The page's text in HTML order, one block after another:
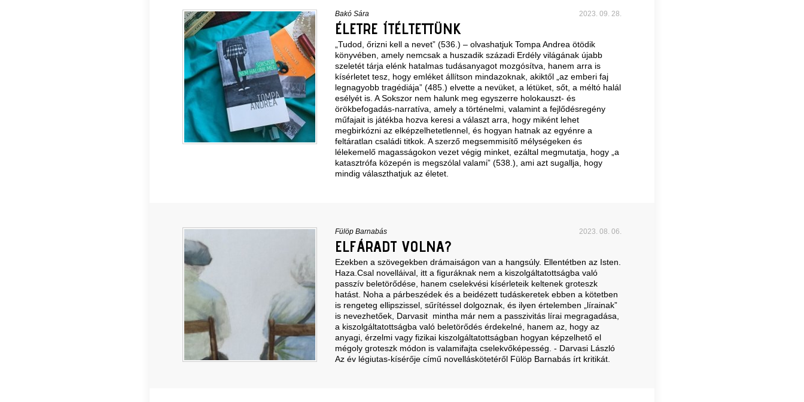
Bakó Sára 2023. 09. 28.
ÉLETRE ÍTÉLTETTÜNK
„Tudod, őrizni kell a nevet” (536.) – olvashatjuk Tompa Andrea ötödik
könyvében, amely nemcsak a huszadik századi Erdély világának újabb
szeletét tárja elénk hatalmas tudásanyagot mozgósítva, hanem arra is
kísérletet tesz, hogy emléket állítson mindazoknak, akiktől „az emberi faj
legnagyobb tragédiája” (485.) elvette a nevüket, a létüket, sőt, a méltó halál
esélyét is. A Sokszor nem halunk meg egyszerre holokauszt- és
örökbefogadás-narratíva, amely a történelmi, valamint a fejlődésregény
műfajait is játékba hozva keresi a választ arra, hogy miként lehet
megbirkózni az elképzelhetetlennel, és hogyan hatnak az egyénre a
feltáratlan családi titkok. A szerző megsemmisítő mélységeken és
lélekemelő magasságokon vezet végig minket, ezáltal megmutatja, hogy „a
katasztrófa közepén is megszólal valami” (538.), ami azt sugallja, hogy
mindig választhatjuk az életet.
Fülöp Barnabás 2023. 08. 06.
ELFÁRADT VOLNA?
Ezekben a szövegekben drámaiságon van a hangsúly. Ellentétben az Isten.
Haza.Csal novelláival, itt a figuráknak nem a kiszolgáltatottságba való
passzív beletörődése, hanem cselekvési kísérleteik keltenek groteszk
hatást. Noha a párbeszédek és a beidézett tudáskeretek ebben a kötetben
is rengeteg ellipszissel, sűrítéssel dolgoznak, és ilyen értelemben „lírainak”
is nevezhetőek, Darvasit mintha már nem a passzivitás lírai megragadása,
a kiszolgáltatottságba való beletörődés érdekelné, hanem az, hogy az
anyagi, érzelmi vagy fizikai kiszolgáltatottságban hogyan képzelhető el
mégoly groteszk módon is valamifajta cselekvőképesség. - Darvasi László
Az év légiutas-kísérője című novelláskötetéről Fülöp Barnabás írt kritikát.